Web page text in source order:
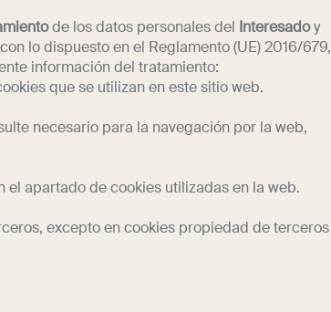
de los datos personales del Interesadoy
lo dispuesto en el Reglamento (UE) 2016/679,
información del tratamiento:
que se utilizan en este sitio web.
necesario para la navegación por la web,
el apartado de cookies utilizadas en la web.
excepto en cookies propiedad de terceros